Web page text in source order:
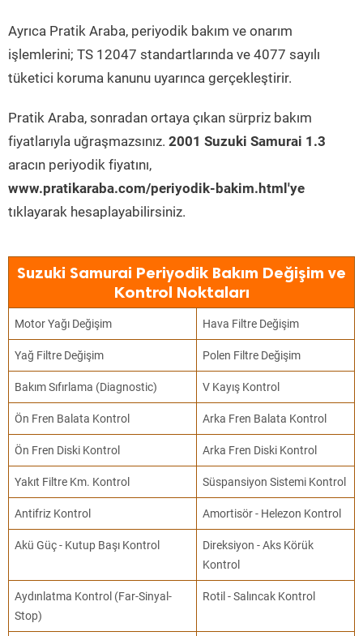
Ayrıca Pratik Araba, periyodik bakım ve onarım
işlemlerini; TS 12047 standartlarında ve 4077 sayılı
tüketici koruma kanunu uyarınca gerçekleştirir.
Pratik Araba, sonradan ortaya çıkan sürpriz bakım
fiyatlarıyla uğraşmazsınız. 2001 Suzuki Samurai 1.3
aracın periyodik fiyatını,
www.pratikaraba.com/periyodik-bakim.html'ye
tıklayarak hesaplayabilirsiniz.
Suzuki Samurai Periyodik Bakım Değişim ve
Kontrol Noktaları
Motor Yağı Değişim Hava Filtre Değişim
Yağ Filtre Değişim Polen Filtre Değişim
Bakım Sıfırlama (Diagnostic) V Kayış Kontrol
Ön Fren Balata Kontrol Arka Fren Balata Kontrol
Ön Fren Diski Kontrol Arka Fren Diski Kontrol
Yakıt Filtre Km. Kontrol Süspansiyon Sistemi Kontrol
Antifriz Kontrol Amortisör - Helezon Kontrol
Akü Güç - Kutup Başı Kontrol
Direksiyon - Aks Körük
Kontrol
Aydınlatma Kontrol (Far-Sinyal-
Stop)
Rotil - Salıncak Kontrol